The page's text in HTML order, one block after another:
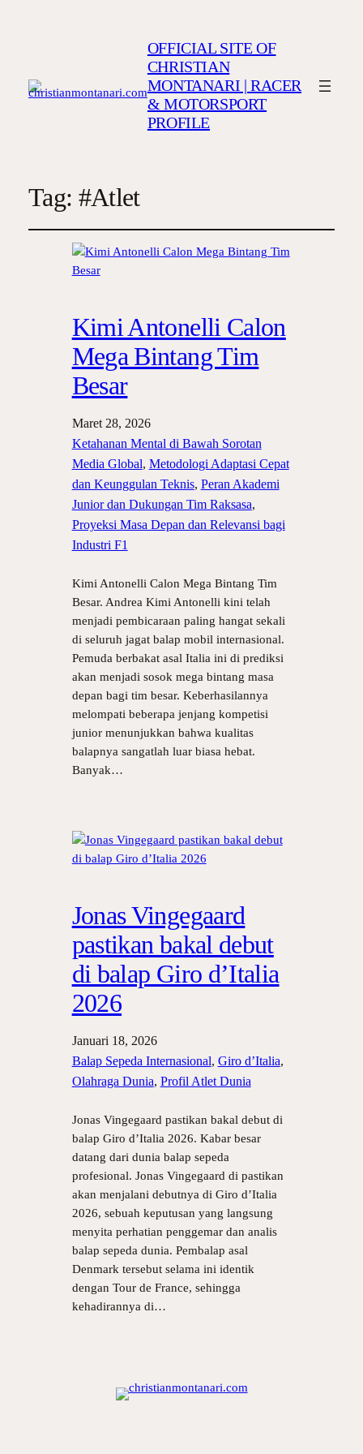
OFFICIAL SITE OF
CHRISTIAN
MONTANARI | RACER
& MOTORSPORT
PROFILE
Tag: #Atlet
Kimi Antonelli Calon
Mega Bintang Tim
Besar
Maret 28, 2026
Ketahanan Mental di Bawah Sorotan
Media Global, Metodologi Adaptasi Cepat
dan Keunggulan Teknis, Peran Akademi
Junior dan Dukungan Tim Raksasa
Proyeksi Masa Depan dan Relevansi bagi
Industri F1
Kimi Antonelli Calon Mega Bintang Tim
Besar. Andrea Kimi Antonelli kini telah
menjadi pembicaraan paling hangat sekali
di seluruh jagat balap mobil internasional.
Pemuda berbakat asal Italia ini di prediksi
akan menjadi sosok mega bintang masa
depan bagi tim besar. Keberhasilannya
melompati beberapa jenjang kompetisi
junior menunjukkan bahwa kualitas
balapnya sangatlah luar biasa hebat.
Banyak…
Jonas Vingegaard
pastikan bakal debut
di balap Giro d’Italia
2026
Januari 18, 2026
Balap Sepeda Internasional, Giro d’Italia
Olahraga Dunia, Profil Atlet Dunia
Jonas Vingegaard pastikan bakal debut di
balap Giro d’Italia 2026. Kabar besar
datang dari dunia balap sepeda
profesional. Jonas Vingegaard di pastikan
akan menjalani debutnya di Giro d’Italia
2026, sebuah keputusan yang langsung
menyita perhatian penggemar dan analis
balap sepeda dunia. Pembalap asal
Denmark tersebut selama ini identik
dengan Tour de France, sehingga
kehadirannya di…